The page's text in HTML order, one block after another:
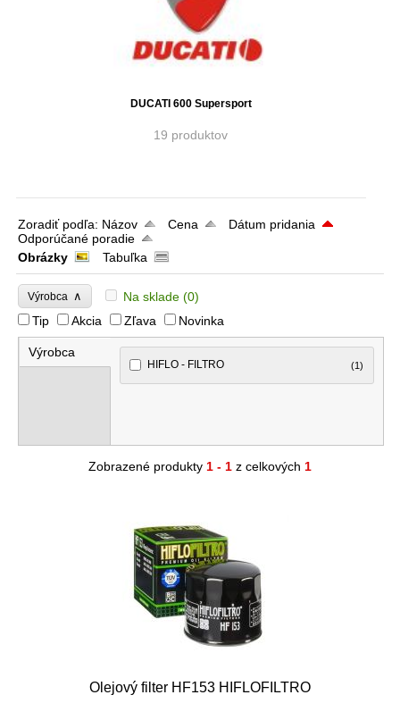
DUCATI 600 Supersport
19 produktov
Zoradiť podľa: Názov Cena
Dátum pridania
Odporúčané poradie
Obrázky
Tabuľka
Výrobca ∧ Na sklade (0)
Tip
Akcia Zľava Novinka
Výrobca
HIFLO - FILTRO (1)
Zobrazené produkty 1 - 1 z celkových 1
Olejový filter HF153 HIFLOFILTRO